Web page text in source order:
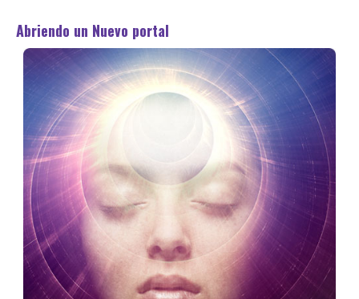
Abriendo un Nuevo portal